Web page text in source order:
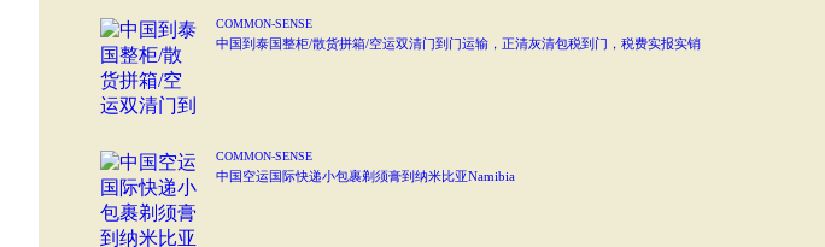
COMMON-SENSE
中国到泰国整柜/散货拼箱/空运双清门到门运输，正清灰清包税到门，税费实报实销
COMMON-SENSE
中国空运国际快递小包裹剃须膏到纳米比亚Namibia